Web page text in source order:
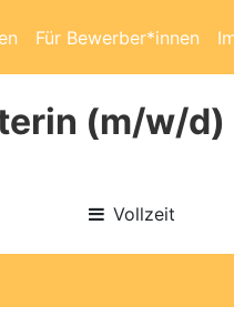
Für Bewerber*innen
(m/w/d)
Vollzeit